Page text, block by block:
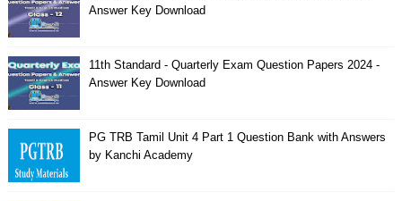
Answer Key Download
11th Standard - Quarterly Exam Question Papers 2024 -
Answer Key Download
PG TRB Tamil Unit 4 Part 1 Question Bank with Answers
by Kanchi Academy